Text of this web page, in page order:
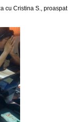
cu Cristina S., proaspat